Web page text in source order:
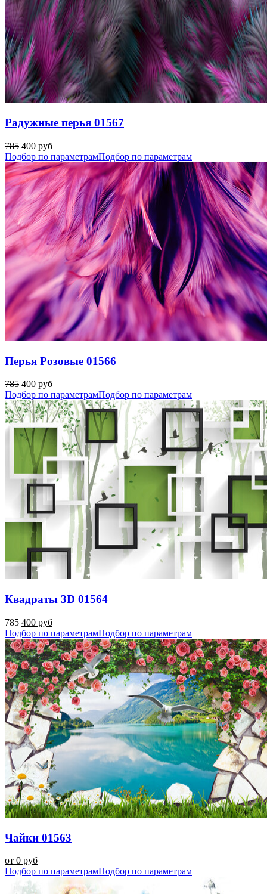
Радужные перья 01567
785 400 руб
Подбор по параметрамПодбор по параметрам
Перья Розовые 01566
785 400 руб
Подбор по параметрамПодбор по параметрам
Квадраты 3D 01564
785 400 руб
Подбор по параметрамПодбор по параметрам
Чайки 01563
от 0 руб
Подбор по параметрамПодбор по параметрам